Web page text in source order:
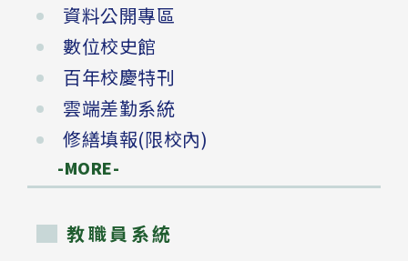
資料公開專區
數位校史館
百年校慶特刊
雲端差勤系統
修繕填報(限校內)
-MORE-
教職員系統